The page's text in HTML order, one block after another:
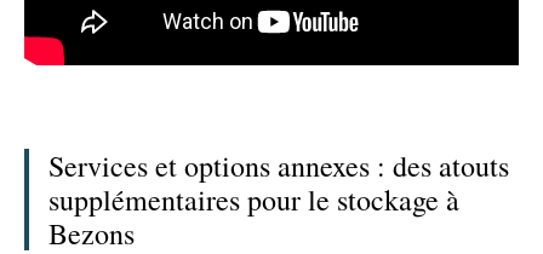
Services et options annexes : des atouts
supplémentaires pour le stockage à
Bezons